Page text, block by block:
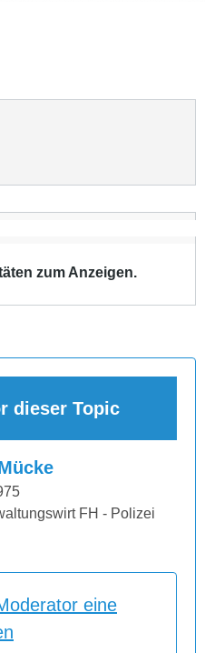
zum Anzeigen.
dieser Topic
FH - Polizei
eine